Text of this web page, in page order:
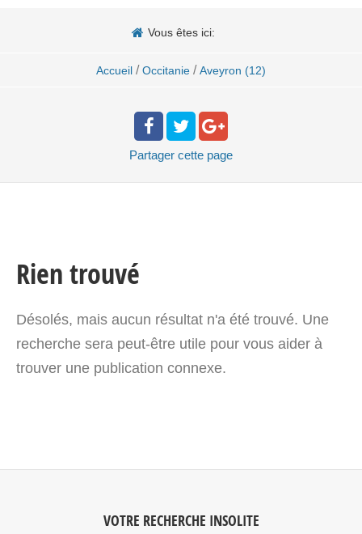
Vous êtes ici:
Accueil / Occitanie / Aveyron (12)
Partager cette page
Rien trouvé
Désolés, mais aucun résultat n'a été trouvé. Une
recherche sera peut-être utile pour vous aider à
trouver une publication connexe.
VOTRE RECHERCHE INSOLITE